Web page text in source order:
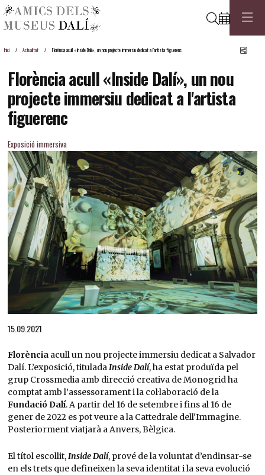
Cerca
Inici Actualitat Florència acull «Inside Dalí», un nou projecte immersiu dedicat a l'artista figuerenc
Florència acull «Inside Dalí», un nou
projecte immersiu dedicat a l'artista
figuerenc
Exposició immersiva
15.09.2021
Florència acull un nou projecte immersiu dedicat a Salvador
Dalí. L’exposició, tituladaInside Dalí, ha estat produïda pel
grup Crossmedia amb direcció creativa de Monogrid ha
comptat amb l’assessorament i la col·laboració de la
Fundació Dalí. A partir del 16 de setembre i fins al 16 de
gener de 2022 es pot veure a la Cattedrale dell'Immagine.
Posteriorment viatjarà a Anvers, Bèlgica.
El títol escollit,Inside Dalí, prové de la voluntat d’endinsar-se
en els trets que defineixen la seva identitat i la seva evolució